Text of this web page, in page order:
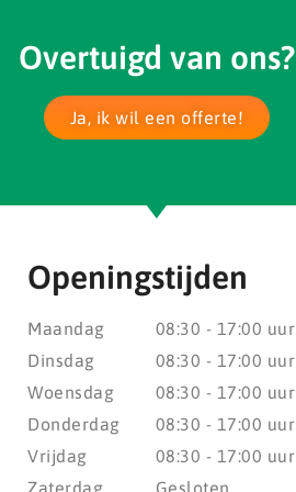
Overtuigd van ons?
Ja, ik wil een offerte!
Openingstijden
Maandag
Dinsdag
Woensdag
Donderdag
Vrijdag
Zaterdag
08:30 - 17:00 uur
08:30 - 17:00 uur
08:30 - 17:00 uur
08:30 - 17:00 uur
08:30 - 17:00 uur
Gesloten